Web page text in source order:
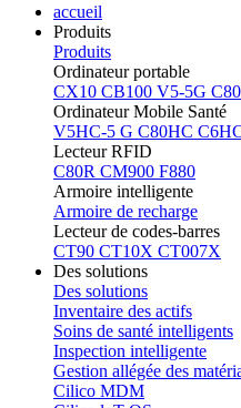
accueil
Produits
Produits
Ordinateur portable
CX10 CB100 V5-5G C80
Ordinateur Mobile Santé
V5HC-5 G C80HC
Lecteur RFID
C80R CM900 F880
Armoire intelligente
Armoire de recharge
Lecteur de codes-barres
CT90 CT10X CT007X
Des solutions
Des solutions
Inventaire des actifs
Soins de santé intelligents
Inspection intelligente
Gestion allégée des
Cilico MDM